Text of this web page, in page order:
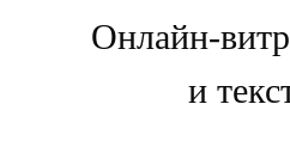
Онлайн-
и